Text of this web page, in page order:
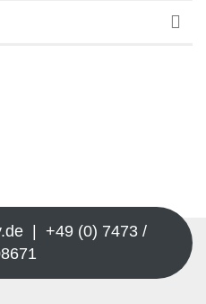
| +49 (0) 7473 /